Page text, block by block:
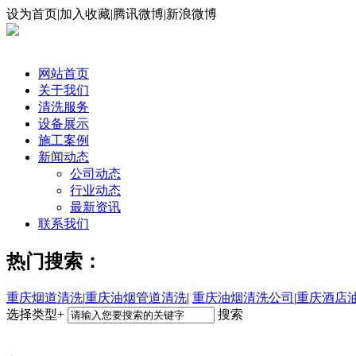
设为首页|加入收藏|腾讯微博|新浪微博
网站首页
关于我们
清洗服务
设备展示
施工案例
新闻动态
公司动态
行业动态
最新资讯
联系我们
热门搜索：
重庆烟道清洗|重庆油烟管道清洗| 重庆油烟清洗公司 |重庆酒店
选择类型+
搜索